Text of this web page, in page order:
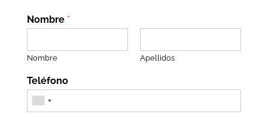
Nombre *
Nombre Apellidos
Teléfono